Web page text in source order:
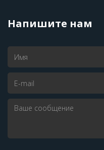
Напишите нам